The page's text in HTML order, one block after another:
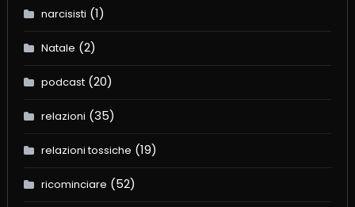
narcisisti (1)
Natale (2)
podcast(20)
relazioni (35)
relazioni tossiche (19)
ricominciare (52)